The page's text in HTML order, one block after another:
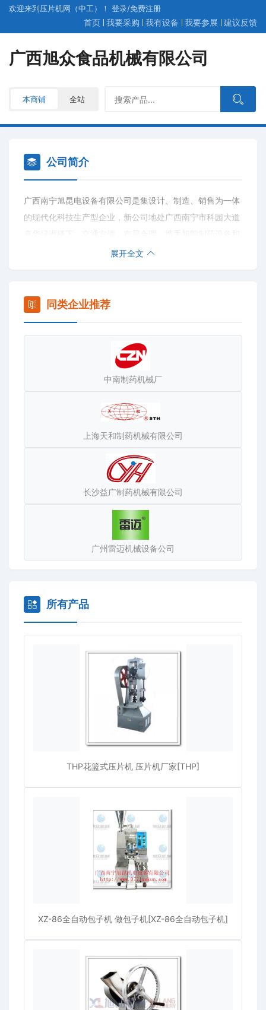
欢迎来到压片机网（中工）！ 登录/免费注册
首页 我要采购 我有设备 我要参展 建议反馈
广西旭众食品机械有限公司
本商铺 全站
公司简介
广西南宁旭昆电设备有限公司是集设计、制造、销售为一体
的现代化科技生产型企业，新公司地处广西南宁市科园大道
旭众食品加工机械，专业生产销售制药设备、磨粉设备、破
设备、切肉锯骨设备、绞肉斩拌设备、鱼浆肉浆处理设备、
设备、榨果汁设备、甘蔗榨汁设备、磨浆设备、冰淇淋设
备、刨冰设备、冷饮雪蓉设备、制冰设备、旋转式烧烤设
备、真空油炸设备等一系列配套优质产品，为客户提供一站
展开全文
同类企业推荐
中南制药机械厂
上海天和制药机械有限公司
长沙益广制药机械有限公司
广州雷迈机械设备公司
所有产品
THP花篮式压片机 压片机厂家[THP]
XZ-86全自动包子机 做包子机[XZ-86全自动包子机]